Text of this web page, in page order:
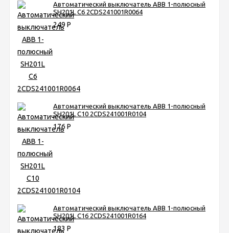
Автоматический выключатель ABB 1-полюсный
SH201L C6 2CDS241001R0064
249 Р
Автоматический выключатель ABB 1-полюсный
SH201L C10 2CDS241001R0104
176 Р
Автоматический выключатель ABB 1-полюсный
SH201L C16 2CDS241001R0164
183 Р